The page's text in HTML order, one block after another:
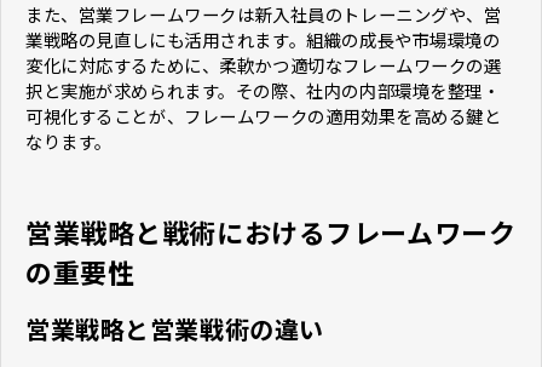
また、営業フレームワークは新入社員のトレーニングや、営
業戦略の見直しにも活用されます。組織の成長や市場環境の
変化に対応するために、柔軟かつ適切なフレームワークの選
択と実施が求められます。その際、社内の内部環境を整理・
可視化することが、フレームワークの適用効果を高める鍵と
なります。
営業戦略と戦術におけるフレームワーク
の重要性
営業戦略と営業戦術の違い